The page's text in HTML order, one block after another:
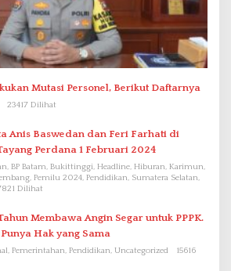
Mutasi Personel, Berikut Daftarnya
23417 Dilihat
Anis Baswedan dan Feri Farhati di
Perdana 1 Februari 2024
BP Batam, Bukittinggi, Headline, Hiburan, Karimun,
Pemilu 2024, Pendidikan, Sumatera Selatan,
Dilihat
Membawa Angin Segar untuk PPPK.
Punya Hak yang Sama
Pemerintahan, Pendidikan, Uncategorized
15616